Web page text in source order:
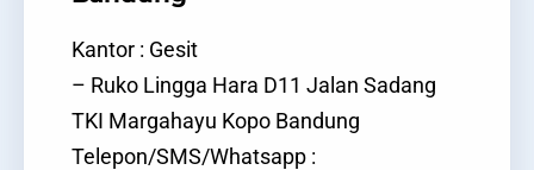
Kantor : Gesit
– Ruko Lingga Hara D11 Jalan Sadang
TKI Margahayu Kopo Bandung
Telepon/SMS/Whatsapp :